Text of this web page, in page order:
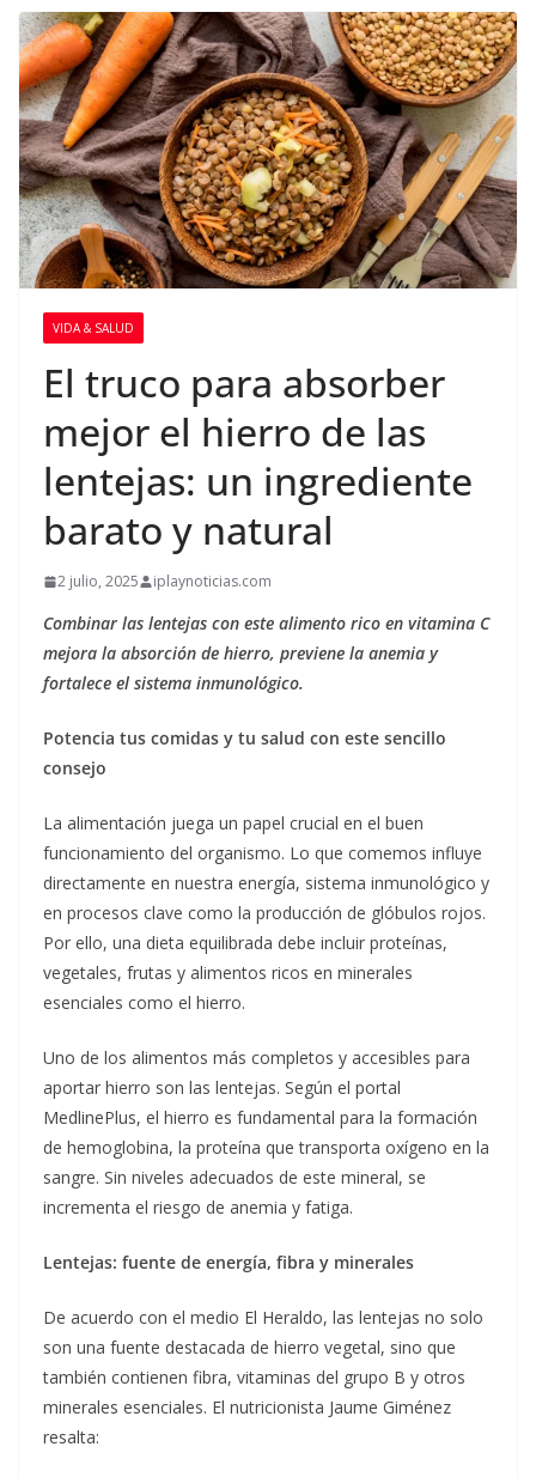
VIDA & SALUD
El truco para absorber
mejor el hierro de las
lentejas: un ingrediente
barato y natural
2 julio, 2025 iplaynoticias.com
Combinar las lentejas con este alimento rico en vitamina C
mejora la absorción de hierro, previene la anemia y
fortalece el sistema inmunológico.
Potencia tus comidas y tu salud con este sencillo
consejo
La alimentación juega un papel crucial en el buen
funcionamiento del organismo. Lo que comemos influye
directamente en nuestra energía, sistema inmunológico y
en procesos clave como la producción de glóbulos rojos.
Por ello, una dieta equilibrada debe incluir proteínas,
vegetales, frutas y alimentos ricos en minerales
esenciales como el hierro.
Uno de los alimentos más completos y accesibles para
aportar hierro son las lentejas. Según el portal
MedlinePlus, el hierro es fundamental para la formación
de hemoglobina, la proteína que transporta oxígeno en la
sangre. Sin niveles adecuados de este mineral, se
incrementa el riesgo de anemia y fatiga.
Lentejas: fuente de energía, fibra y minerales
De acuerdo con el medio El Heraldo, las lentejas no solo
son una fuente destacada de hierro vegetal, sino que
también contienen fibra, vitaminas del grupo B y otros
minerales esenciales. El nutricionista Jaume Giménez
resalta: